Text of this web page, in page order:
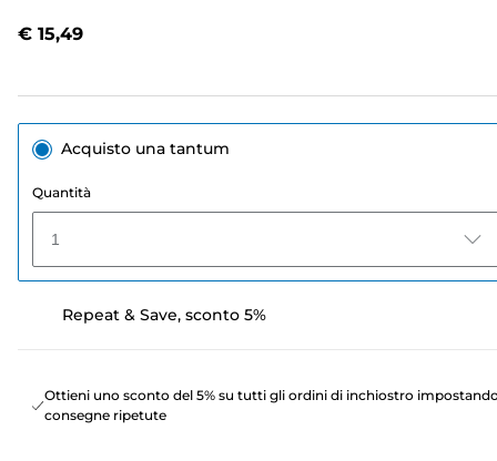
€ 15,49
Acquisto una tantum
Quantità
1
Repeat & Save, sconto 5%
Ottieni uno sconto del 5% su tutti gli ordini di inchiostro
consegne ripetute